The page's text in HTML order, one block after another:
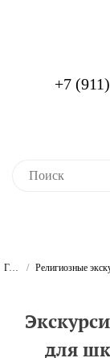
+7
Главная Религиозные экскурсии по Санкт-
для